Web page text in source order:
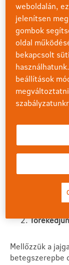
Beszéljük
Aki daganatos
tudja, mit
az érzéseit.
már inkább
döntés
a kórral.
szeretne-e a
szerint
A daganatos
nagyon
hatások
tagjai között,
-
Mellőzzük a
betegszerepbe
weboldalán,
jelenítsen
gombok
oldal
bekapcsolt
beállítások